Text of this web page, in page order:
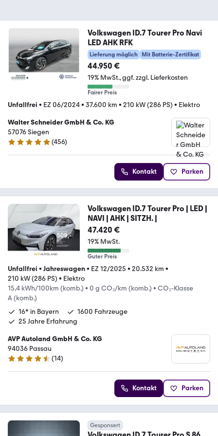
Volkswagen ID.7 Tourer Pro Navi
LED AHK RFK
Lieferung möglich Mit Batterie-Zertifikat
44.950 €
19% MwSt. ggf. zzgl. Lieferkosten
Fairer Preis
Unfallfrei • EZ 06/2024• 37.600 km • 210 kW (286 PS) • Elektro
Walter Schneider GmbH & Co. KG
57076 Siegen
5 Sterne
(456)
Kontakt Parken
Volkswagen ID.7 Tourer Pro | LED |
NAVI | AHK | SITZH. |
47.420 €
19% MwSt.
Guter Preis
Unfallfrei • Jahreswagen• EZ 12/2025 • 20.532 km •
210 kW (286 PS) • Elektro
15,4 kWh/100km (komb.) • 0 g CO₂/km (komb.) • CO₂-Klasse
A (komb.)
16* in Bayern
1600 Fahrzeuge
25 Jahre Erfahrung
AVP Autoland GmbH & Co. KG
94036 Passau
4.7 Sterne
(14)
Kontakt Parken
Gesponsert